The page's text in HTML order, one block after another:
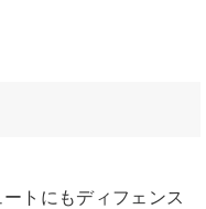
トにもディフェンス